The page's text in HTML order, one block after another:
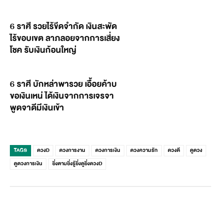
6 ราศี รวยไร้ขีดจำกัด เงินสะพัด
ไร้ขอบเขต ลาภลอยจากการเสี่ยง
โชค รับเงินก้อนใหญ่
6 ราศี บักหล่าพารวย เอื้อยค้าบ
ขอเงินเหน่ ได้เงินจากการเจรจา
พูดจาดีมีเงินเข้า
TAGS ดวงD ดวงการงาน ดวงการเงิน ดวงความรัก ดวงดี
ดูดวง
ดูดวงการเงิน
ยิ่งตามยิ่งรู้ยิ่งดูยิ่งดวงD